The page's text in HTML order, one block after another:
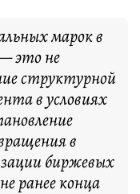
марок в
это не
структурной
в условиях
в
биржевых
ранее конца